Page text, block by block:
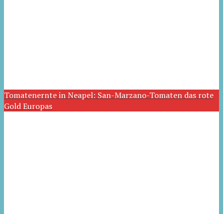
Tomatenernte in Neapel: San-Marzano-Tomaten das rote
Gold Europas